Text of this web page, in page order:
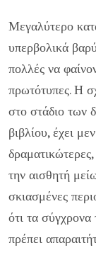
Μεγαλύτερο
υπερβολικά
πολλές να
πρωτότυπες. Η
στο στάδιο των
βιβλίου, έχει
την αισθητή
σκιασμένες
ότι τα
πρέπει